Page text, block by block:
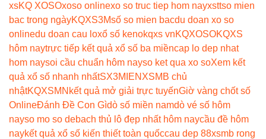
xsKQ XOSOxoso onlinexo so truc tiep hom nayxsttso mien
bac trong ngàyKQXS3Msố so mien bacdu doan xo so
onlinedu doan cau loxổ số kenokqxs vnKQXOSOKQXS
hôm naytrực tiếp kết quả xổ số ba miềncap lo dep nhat
hom naysoi cầu chuẩn hôm nayso ket qua xo soXem kết
quả xổ số nhanh nhấtSX3MIEN XSMB chủ
nhậtKQXSMN kết quả mở giải trực tuyếnGiờ vàng chốt số
OnlineĐánh Đề Con Gìdò số miền namdò vé số hôm
nayso mo so debach thủ lô đẹp nhất hôm naycầu đề hôm
naykết quả xổ số kiến thiết toàn quốccau dep 88xsmb rong